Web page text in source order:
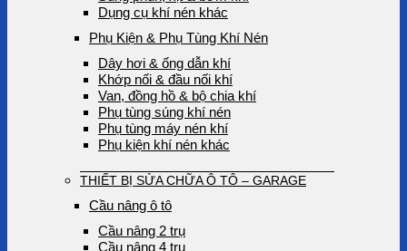
Dụng cụ khí nén khác
Phụ Kiện & Phụ Tùng Khí Nén
Dây hơi & ống dẫn khí
Khớp nối & đầu nối khí
Van, đồng hồ & bộ chia khí
Phụ tùng súng khí nén
Phụ tùng máy nén khí
Phụ kiện khí nén khác
THIẾT BỊ SỬA CHỮA Ô TÔ – GARAGE
Cầu nâng ô tô
Cầu nâng 2 trụ
Cầu nâng 4 trụ